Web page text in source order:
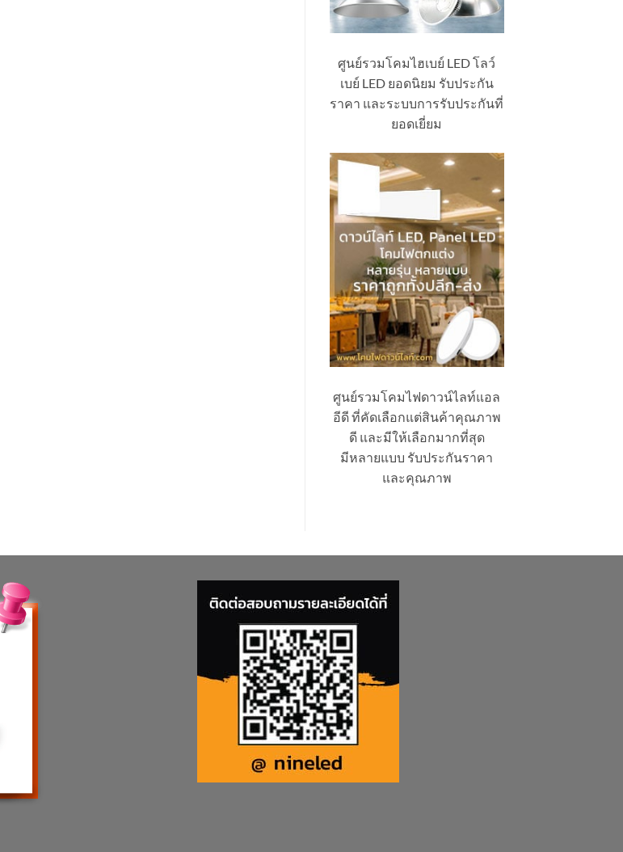
ศูนย์รวมโคมไฮเบย์ LED โลว์
เบย์ LED ยอดนิยม รับประกัน
ราคา และระบบการรับประกันที่
ยอดเยี่ยม
ศูนย์รวมโคมไฟดาวน์ไลท์แอล
อีดี ที่คัดเลือกแต่สินค้าคุณภาพ
ดี และมีให้เลือกมากที่สุด
มีหลายแบบ รับประกันราคา
และคุณภาพ